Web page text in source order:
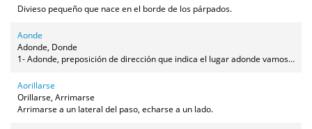
Divieso pequeño que nace en el borde de los párpados.
Aonde
Adonde, Donde
1- Adonde, preposición de dirección que indica el lugar adonde vamos. (S'ha ío aonde la jaza'l tío Luis) 2- Con menos frecuencia, también puede usarse como preposición de situación, aunque en ese caso frecuentemente expresa una situación vaga, una zona, no tanto un punto concreto (= por allí) (Tiene una casa aonde el jernal del tío Nino). 3- Conjunción de relativo indicando dirección o situación (Se jué aonde están los borregos / Eso está aonde vive tu tía). 4- Pronombre interrogativo (¿Aónde vas?).
Aorillarse
Orillarse, Arrimarse
Arrimarse a un lateral del paso, echarse a un lado.